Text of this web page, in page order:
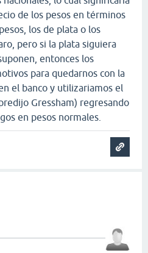
de los pesos en términos
los de plata o los
pero si la plata siguiera
entonces los
para quedarnos con la
el banco y utilizariamos el
Gressham) regresando
en pesos normales.